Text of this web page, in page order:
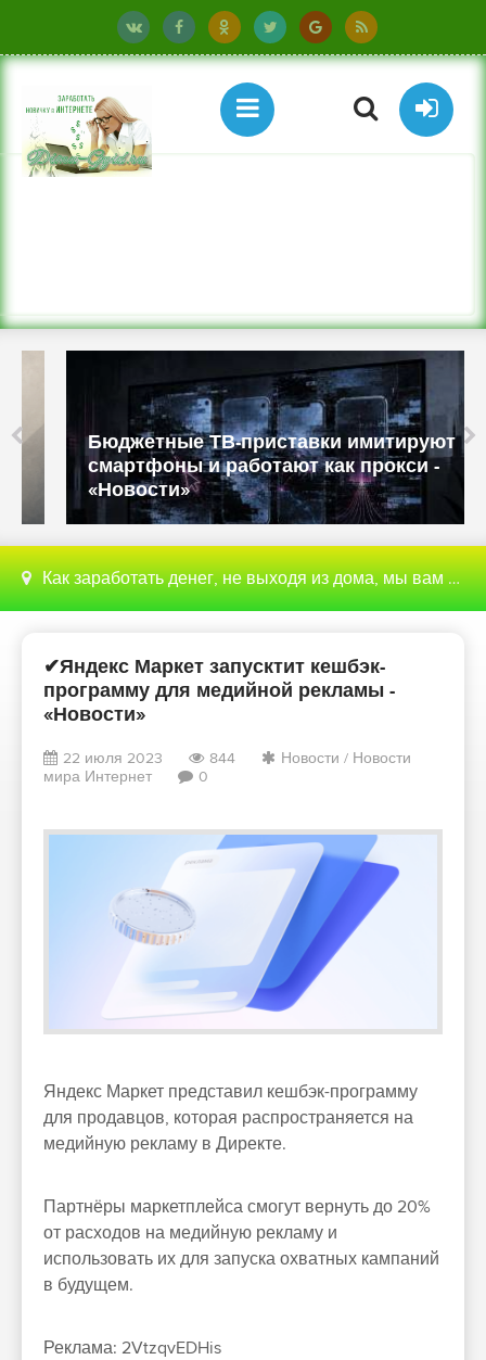
Бюджетные ТВ-приставки имитируют
смартфоны и работают как прокси -
«Новости»
Как заработать денег, не выходя из дома, мы вам поможем с этим разобраться
✔Яндекс Маркет запусктит кешбэк-
программу для медийной рекламы -
«Новости»
22 июля 2023 844 Новости / Новости
мира Интернет
0
Яндекс Маркет представил кешбэк-программу
для продавцов, которая распространяется на
медийную рекламу в Директе.
Партнёры маркетплейса смогут вернуть до 20%
от расходов на медийную рекламу и
использовать их для запуска охватных кампаний
в будущем.
Реклама: 2VtzqvEDHis